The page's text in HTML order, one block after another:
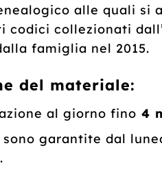
alle quali si
codici collezionati
famiglia nel 2015.
del materiale:
al giorno fino 4
garantite dal
.